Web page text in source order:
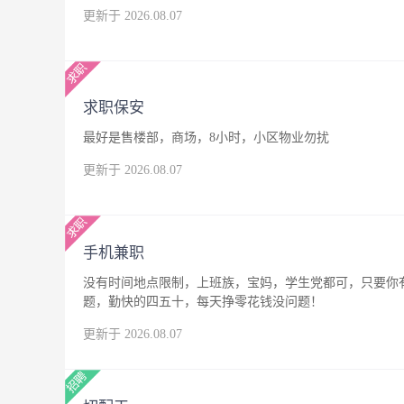
更新于 2026.08.07
求职保安
最好是售楼部，商场，8小时，小区物业勿扰
更新于 2026.08.07
手机兼职
没有时间地点限制，上班族，宝妈，学生党都可，只要
题，勤快的四五十，每天挣零花钱没问题！
更新于 2026.08.07